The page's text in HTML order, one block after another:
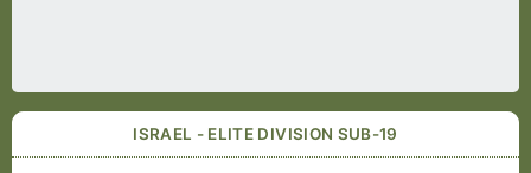
ISRAEL - ELITE DIVISION SUB-19